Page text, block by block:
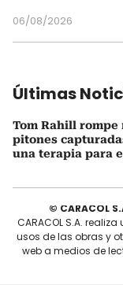
06/08/2026
Últimas
Tom Rahill rompe
pitones
una terapia para
© CARACOL
CARACOL S.A.
usos de las obras y
web a medios de